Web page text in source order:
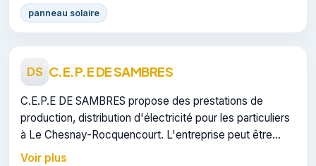
panneau solaire
DS C.E.P.E DE SAMBRES
C.E.P.E DE SAMBRES propose des prestations de
production, distribution d'électricité pour les particuliers
à Le Chesnay-Rocquencourt. L'entreprise peut être
contactée pour des travaux de panneaux solaires.
Voir plus